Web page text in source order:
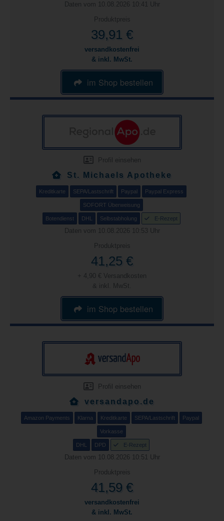
Daten vom 10.08.2026 10:41 Uhr
Produktpreis
39,91 €
versandkostenfrei
& inkl. MwSt.
im Shop bestellen
Profil einsehen
St. Michaels Apotheke
Kreditkarte SEPA/Lastschrift Paypal Paypal Express
SOFORT Überweisung
Botendienst DHL Selbstabholung E-Rezept
Daten vom 10.08.2026 10:53 Uhr
Produktpreis
41,25 €
+ 4,90 € Versandkosten
& inkl. MwSt.
im Shop bestellen
Profil einsehen
versandapo.de
Amazon Payments Klarna Kreditkarte SEPA/Lastschrift Paypal
Vorkasse
DHL DPD E-Rezept
Daten vom 10.08.2026 10:51 Uhr
Produktpreis
41,59 €
versandkostenfrei
& inkl. MwSt.